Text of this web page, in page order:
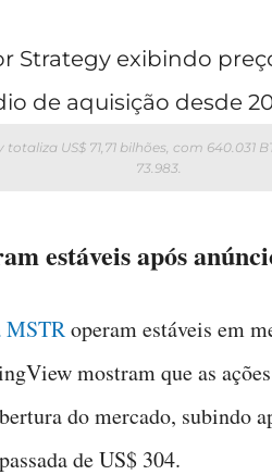
US$ 71,71 bilhões, com 640.031
73.983.
estáveis após
MSTRoperam estáveis em
mostram que as
do mercado, subindo
de US$ 304.